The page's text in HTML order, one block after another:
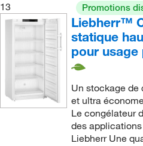
13
Promotions
Liebherr™
statique
pour usage
Un stockage de
et ultra
Le congélateur
des
Liebherr Une